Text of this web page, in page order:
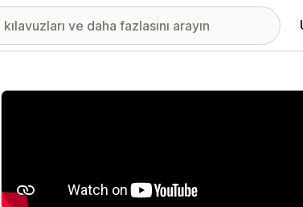
Öne çıkan görsel galerisi